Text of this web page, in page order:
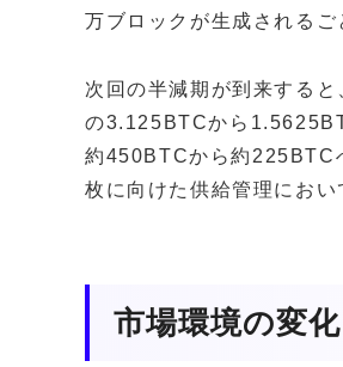
万ブロックが生成されるご
次回の半減期が到来する
の3.125BTCから
約450BTCから約225BTC
枚に向けた供給管理におい
市場環境の変